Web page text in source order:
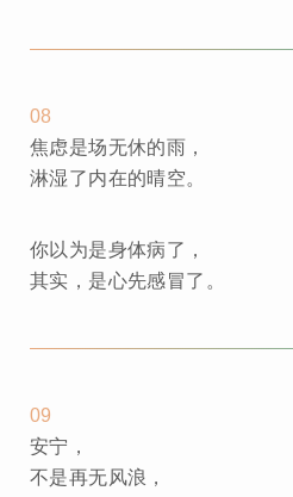
08
焦虑是场无休的雨，
淋湿了内在的晴空。
你以为是身体病了，
其实，是心先感冒了。
09
安宁，
不是再无风浪，